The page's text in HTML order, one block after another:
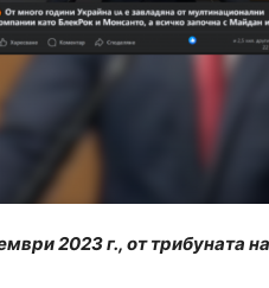
2023 г., от трибуната